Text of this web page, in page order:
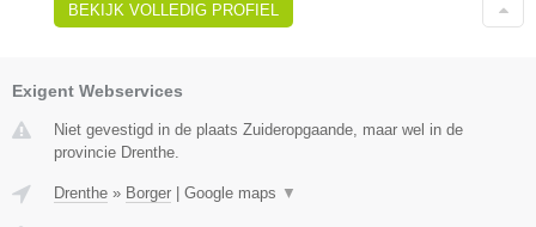
BEKIJK VOLLEDIG PROFIEL
Exigent Webservices
Niet gevestigd in de plaats Zuideropgaande, maar wel in de
provincie Drenthe.
Drenthe » Borger Google maps ▼